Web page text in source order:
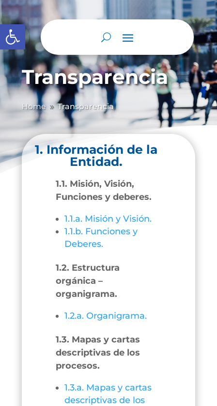
Abrir barra de herramientas
Transparencia
Home 9 Transparencia
1. Información de la
Entidad.
1.1. Misión, Visión,
Funciones y deberes.
1.1.a. Misión y Visión.
1.1.b. Funciones y
Deberes.
1.2. Estructura
orgánica –
organigrama.
1.2.a. Organigrama.
1.3. Mapas y cartas
descriptivas de los
procesos.
1.3.a. Mapas y cartas
descriptivas de los